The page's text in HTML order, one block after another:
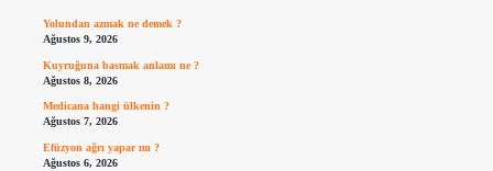
Yolundan azmak ne demek ?
Ağustos 9, 2026
Kuyruğuna basmak anlamı ne ?
Ağustos 8, 2026
Medicana hangi ülkenin ?
Ağustos 7, 2026
Efüzyon ağrı yapar mı ?
Ağustos 6, 2026